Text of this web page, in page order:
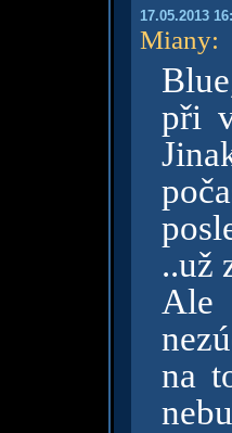
17.05.2013
Miany:
při
..už
Ale
na